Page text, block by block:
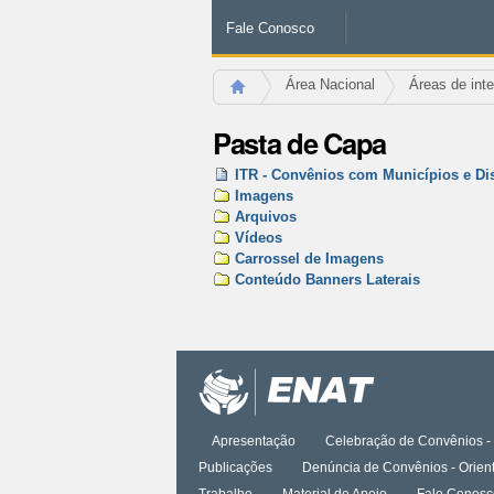
Fale Conosco
Área Nacional Áreas de
Pasta de Capa
ITR - Convênios com Municípios e
Imagens
Arquivos
Vídeos
Carrossel de Imagens
Conteúdo Banners Laterais
documento
Apresentação Celebração de Convênios
Publicações
Denúncia de Convênios -